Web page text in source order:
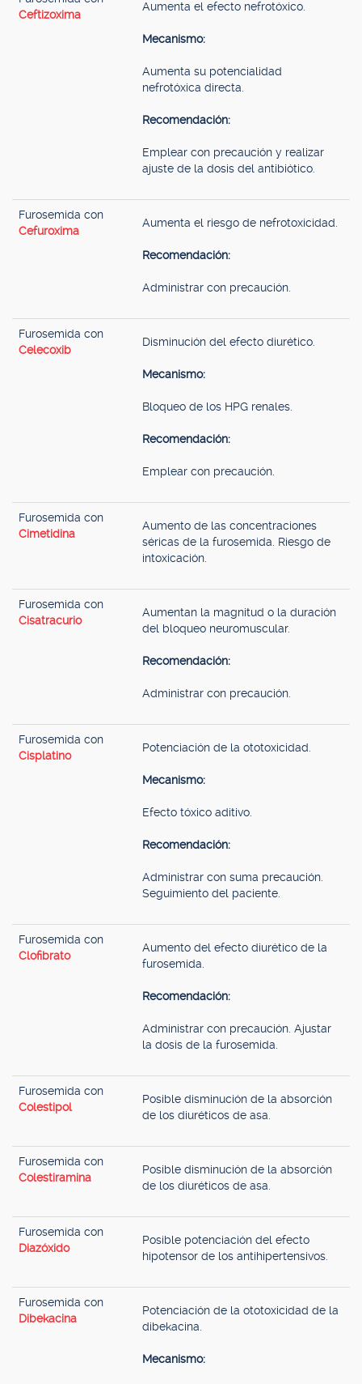
Ceftizoxima
Aumenta el efecto nefrotóxico.
Mecanismo:
Aumenta su potencialidad
nefrotóxica directa.
Recomendación:
Emplear con precaución y realizar
ajuste de la dosis del antibiótico.
Furosemida con
Cefuroxima
Aumenta el riesgo de nefrotoxicidad.
Recomendación:
Administrar con precaución.
Furosemida con
Celecoxib
Disminución del efecto diurético.
Mecanismo:
Bloqueo de los HPG renales.
Recomendación:
Emplear con precaución.
Furosemida con
Cimetidina
Aumento de las concentraciones
séricas de la furosemida. Riesgo de
intoxicación.
Furosemida con
Cisatracurio
Aumentan la magnitud o la duración
del bloqueo neuromuscular.
Recomendación:
Administrar con precaución.
Furosemida con
Cisplatino
Potenciación de la ototoxicidad.
Mecanismo:
Efecto tóxico aditivo.
Recomendación:
Administrar con suma precaución.
Seguimiento del paciente.
Furosemida con
Clofibrato
Aumento del efecto diurético de la
furosemida.
Recomendación:
Administrar con precaución. Ajustar
la dosis de la furosemida.
Furosemida con
Colestipol
Posible disminución de la absorción
de los diuréticos de asa.
Furosemida con
Colestiramina
Posible disminución de la absorción
de los diuréticos de asa.
Furosemida con
Diazóxido
Posible potenciación del efecto
hipotensor de los antihipertensivos.
Furosemida con
Dibekacina
Potenciación de la ototoxicidad de la
dibekacina.
Mecanismo: